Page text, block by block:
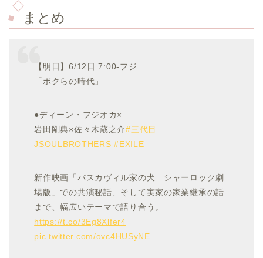
まとめ
【明日】6/12日 7:00-フジ
「ボクらの時代」
●ディーン・フジオカ×
岩田剛典×佐々木蔵之介#三代目
JSOULBROTHERS #EXILE
新作映画「バスカヴィル家の犬 シャーロック劇
場版」での共演秘話、そして実家の家業継承の話
まで、幅広いテーマで語り合う。
https://t.co/3Eg8Xlfer4
pic.twitter.com/ovc4HUSyNE